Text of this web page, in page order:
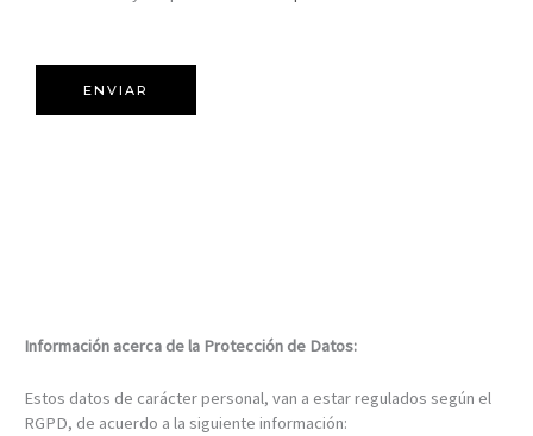
i
l
f
a
ENVIAR
Información acerca de la Protección de Datos:
Estos datos de carácter personal, van a estar regulados según el
RGPD, de acuerdo a la siguiente información: